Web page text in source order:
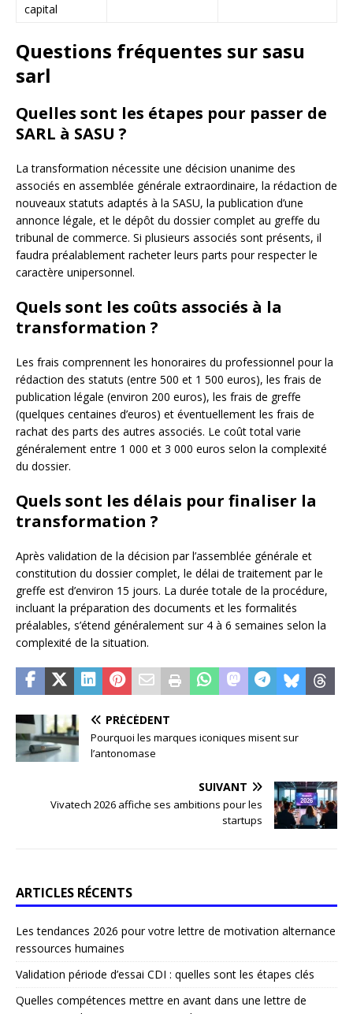
capital
Questions fréquentes sur sasu
sarl
Quelles sont les étapes pour passer de
SARL à SASU ?
La transformation nécessite une décision unanime des
associés en assemblée générale extraordinaire, la rédaction de
nouveaux statuts adaptés à la SASU, la publication d’une
annonce légale, et le dépôt du dossier complet au greffe du
tribunal de commerce. Si plusieurs associés sont présents, il
faudra préalablement racheter leurs parts pour respecter le
caractère unipersonnel.
Quels sont les coûts associés à la
transformation ?
Les frais comprennent les honoraires du professionnel pour la
rédaction des statuts (entre 500 et 1 500 euros), les frais de
publication légale (environ 200 euros), les frais de greffe
(quelques centaines d’euros) et éventuellement les frais de
rachat des parts des autres associés. Le coût total varie
généralement entre 1 000 et 3 000 euros selon la complexité
du dossier.
Quels sont les délais pour finaliser la
transformation ?
Après validation de la décision par l’assemblée générale et
constitution du dossier complet, le délai de traitement par le
greffe est d’environ 15 jours. La durée totale de la procédure,
incluant la préparation des documents et les formalités
préalables, s’étend généralement sur 4 à 6 semaines selon la
complexité de la situation.
PRÉCÉDENT
Pourquoi les marques iconiques misent sur
l’antonomase
SUIVANT
Vivatech 2026 affiche ses ambitions pour les
startups
ARTICLES RÉCENTS
Les tendances 2026 pour votre lettre de motivation alternance
ressources humaines
Validation période d’essai CDI : quelles sont les étapes clés
Quelles compétences mettre en avant dans une lettre de